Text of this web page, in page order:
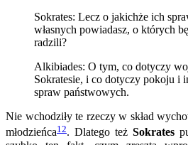
Sokrates: Lecz o jakichże ich
własnych powiadasz, o których
radzili?
Alkibiades: O tym, co dotyczy
Sokratesie, i co dotyczy pokoju i
spraw państwowych.
Nie wchodziły te rzeczy w skład
młodzieńca12. Dlatego też Sokrates